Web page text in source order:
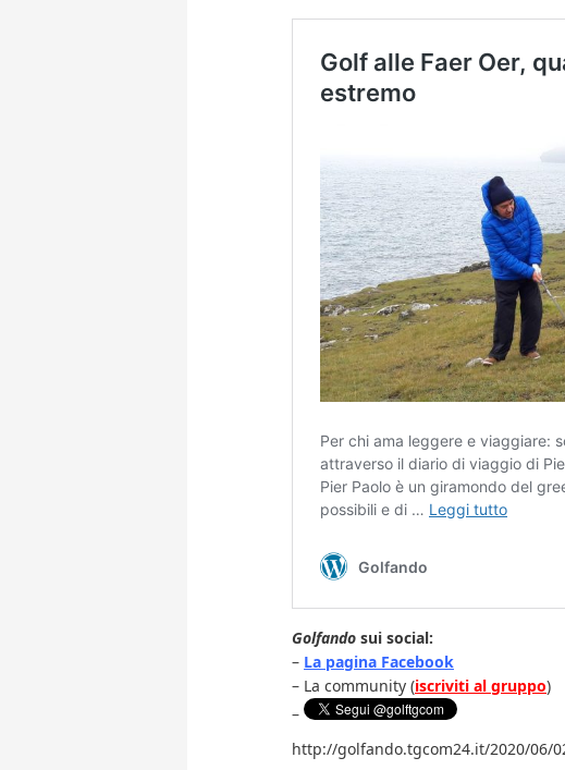
Golfando sui social:
– La pagina Facebook
– La community (iscriviti al gruppo)
–
http://golfando.tgcom24.it/2020/06/